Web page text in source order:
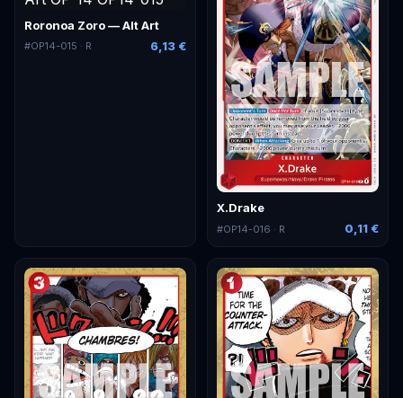
Roronoa Zoro — Alt Art
#OP14-015 · R 6,13 €
X.Drake
#OP14-016 · R 0,11 €